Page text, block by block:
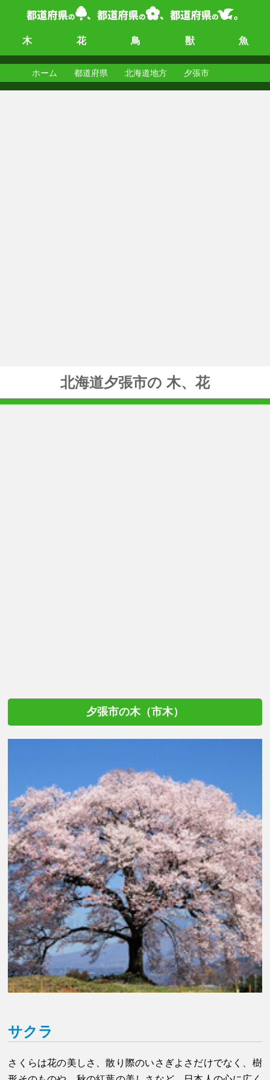
木 花 鳥 獣 魚
ホーム 都道府県 北海道地方 夕張市
北海道夕張市の 木、花
夕張市の木（市木）
サクラ
さくらは花の美しさ、散り際のいさぎよさだけでなく、樹